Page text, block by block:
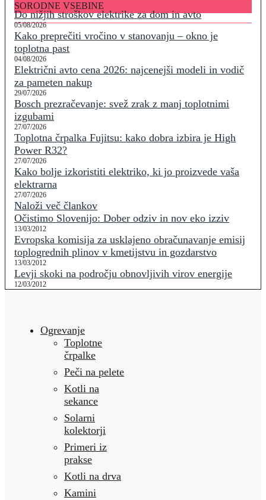
SORODNE VSEBINE
Do nižjih stroškov elektrike za dom in avto
05/08/2026
Kako preprečiti vročino v stanovanju – okno je
toplotna past
04/08/2026
Električni avto cena 2026: najcenejši modeli in vodič
za pameten nakup
29/07/2026
Bosch prezračevanje: svež zrak z manj toplotnimi
izgubami
27/07/2026
Toplotna črpalka Fujitsu: kako dobra izbira je High
Power R32?
27/07/2026
Kako bolje izkoristiti elektriko, ki jo proizvede vaša
elektrarna
27/07/2026
Naloži več člankov
Očistimo Slovenijo: Dober odziv in nov eko izziv
13/03/2012
Evropska komisija za usklajeno obračunavanje emisij
toplogrednih plinov v kmetijstvu in gozdarstvo
13/03/2012
Levji skoki na področju obnovljivih virov energije
12/03/2012
Ogrevanje
Toplotne
črpalke
Peči na pelete
Kotli na
sekance
Solarni
kolektorji
Primeri iz
prakse
Kotli na drva
Kamini